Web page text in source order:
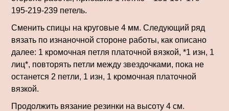
195-219-239 петель.
Сменить спицы на круговые 4 мм. Следующий ряд
вязать по изнаночной стороне работы, как описано
далее: 1 кромочная петля платочной вязкой, *1 изн, 1
лиц*, повторять петли между звездочками, пока не
останется 2 петли, 1 изн, 1 кромочная платочной
вязкой.
Продолжить вязание резинки на высоту 4 см.